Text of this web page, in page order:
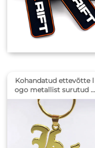
Kohandatud ettevõtte l
ogo metallist surutud k
uldkirjadega võtlerihmi
de valmistaja